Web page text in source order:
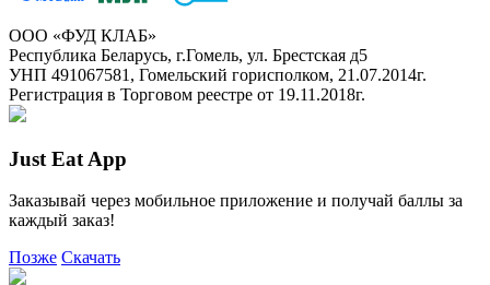
ООО «ФУД КЛАБ»
Республика Беларусь, г.Гомель, ул. Брестская д5
УНП 491067581, Гомельский горисполком, 21.07.2014г.
Регистрация в Торговом реестре от 19.11.2018г.
Just Eat App
Заказывай через мобильное приложение и получай баллы за
каждый заказ!
Позже Скачать